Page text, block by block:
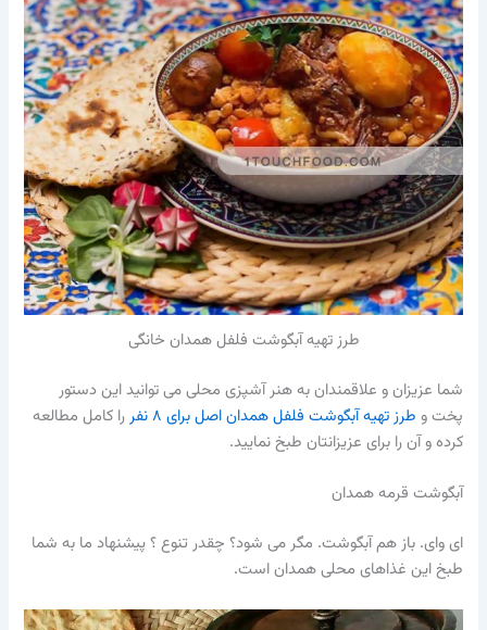
طرز تهیه آبگوشت فلفل همدان خانگی
شما عزیزان و علاقمندان به هنر آشپزی محلی می توانید این دستور
پخت و طرز تهیه آبگوشت فلفل همدان اصل برای ۸ نفر
را کامل مطالعه
کرده و آن را برای عزیزانتان طبخ نمایید.
آبگوشت قرمه همدان
ای وای. باز هم آبگوشت. مگر می شود؟ چقدر تنوع ؟ پیشنهاد ما به شما
طبخ این غذاهای محلی همدان است.